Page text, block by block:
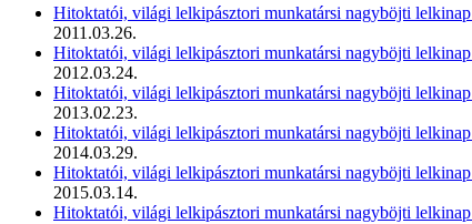
Hitoktatói, világi lelkipásztori munkatársi nagyböjti lelkinap
2011.03.26.
Hitoktatói, világi lelkipásztori munkatársi nagyböjti lelkinap
2012.03.24.
Hitoktatói, világi lelkipásztori munkatársi nagyböjti lelkinap
2013.02.23.
Hitoktatói, világi lelkipásztori munkatársi nagyböjti lelkinap
2014.03.29.
Hitoktatói, világi lelkipásztori munkatársi nagyböjti lelkinap
2015.03.14.
Hitoktatói, világi lelkipásztori munkatársi nagyböjti lelkinap